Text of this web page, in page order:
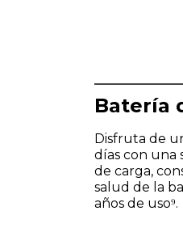
Batería
Disfruta de
días con una
de carga,
salud de la
años de uso⁹.